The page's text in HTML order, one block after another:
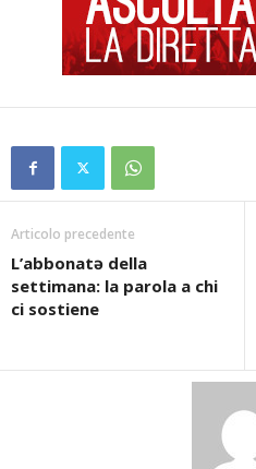
Articolo precedente
L’abbonatə della
settimana: la parola a chi
ci sostiene